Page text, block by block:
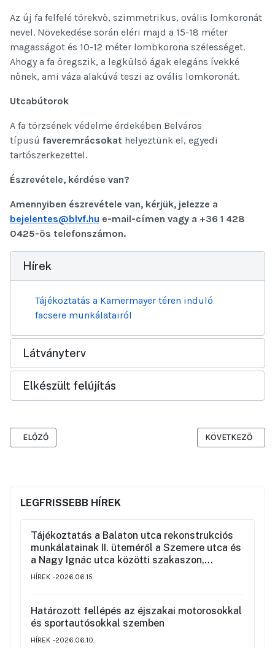
Az új fa felfelé törekvő, szimmetrikus, ovális lomkoronát
nevel. Növekedése során eléri majd a 15-18 méter
magasságot és 10-12 méter lombkorona szélességet.
Ahogy a fa öregszik, a legkülső ágak elegáns ívekké
nőnek, ami váza alakúvá teszi az ovális lomkoronát.
Utcabútorok
A fa törzsének védelme érdekében Belváros
típusú faveremrácsokat helyeztünk el, egyedi
tartószerkezettel.
Észrevétele, kérdése van?
Amennyiben észrevétele van, kérjük, jelezze a
bejelentes@blvf.hu e-mail-címen vagy a +36 1 428
0425-ös telefonszámon.
Hírek
Tájékoztatás a Kamermayer téren induló
facsere munkálatairól
Látványterv
Elkészült felújítás
ELŐZŐ CIKK: SZABADSÁG TÉR DÉLKELETI OLDALI
ELŐZŐ KÖVETKEZŐ
KÖVETKEZŐ
LEGFRISSEBB HÍREK
Tájékoztatás a Balaton utca rekonstrukciós
munkálatainak II. üteméről a Szemere utca és
a Nagy Ignác utca közötti szakaszon,
valamint a környék ideiglenes forgalmi
HÍREK 2026.06.15.
Határozott fellépés az éjszakai motorosokkal
és sportautósokkal szemben
HÍREK 2026.06.10.